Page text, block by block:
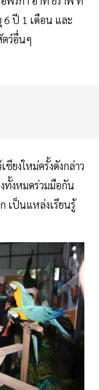
6 ปี 1 เดือน และ
ตว์อื่นๆ
ชียงใหม่ครั้งดังกล่าว
ทั้งหมดร่วมมือกัน
เป็นแหล่งเรียนรู้